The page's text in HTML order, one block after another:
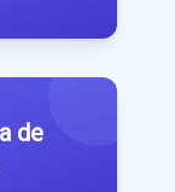
de